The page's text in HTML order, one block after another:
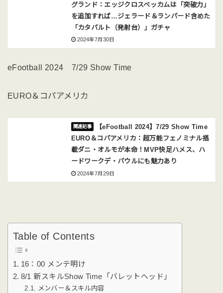
グランド：エッジクロスベッカムは「突破力」
を追加すれば…ジェラード＆ランパード含めた
「カタパルト（発射台）」ガチャ
2024年7月30日
eFootball 2024 7/29 Show Time
EURO＆コパアメリカ
【eFootball 2024】7/29 Show Time
EURO＆コパアメリカ：超万能フェノミナル搭
載ダニ・オルモが本命！MVP快足ハメス、ハ
ードワークデ・パウルにも魅力あり
2024年7月29日
Table of Contents
16：00 メンテ明け
8/1 新スキルShow Time「バレットヘッド」
メンバー＆スキル内容